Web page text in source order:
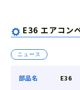
E36 エアコ
ニュース
部品名 E36